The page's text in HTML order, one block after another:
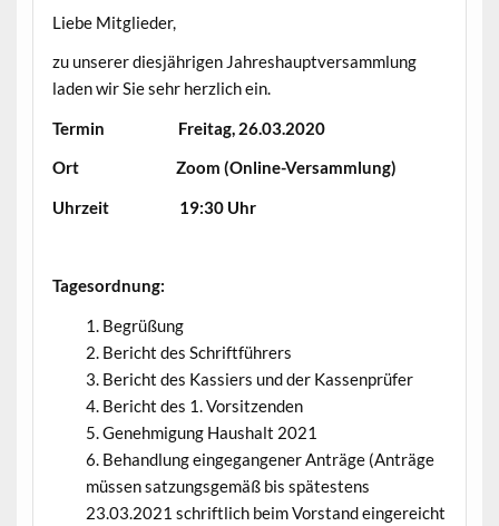
Liebe Mitglieder,
zu unserer diesjährigen Jahreshauptversammlung
laden wir Sie sehr herzlich ein.
Termin Freitag, 26.03.2020
Ort Zoom (Online-Versammlung)
Uhrzeit 19:30 Uhr
Tagesordnung:
Begrüßung
Bericht des Schriftführers
Bericht des Kassiers und der Kassenprüfer
Bericht des 1. Vorsitzenden
Genehmigung Haushalt 2021
Behandlung eingegangener Anträge (Anträge
müssen satzungsgemäß bis spätestens
23.03.2021 schriftlich beim Vorstand eingereicht